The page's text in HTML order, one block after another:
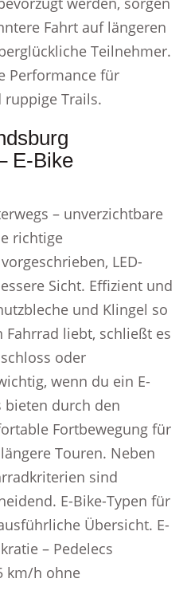
Fahrt auf längeren
Teilnehmer.
Performance für
ruppige Trails.
E-Bike
– unverzichtbare
richtige
LED-
Sicht. Effizient und
und Klingel so
liebt, schließt es
oder
wenn du ein E-
bieten durch den
Fortbewegung für
Touren. Neben
sind
E-Bike-Typen für
Übersicht. E-
– Pedelecs
km/h ohne